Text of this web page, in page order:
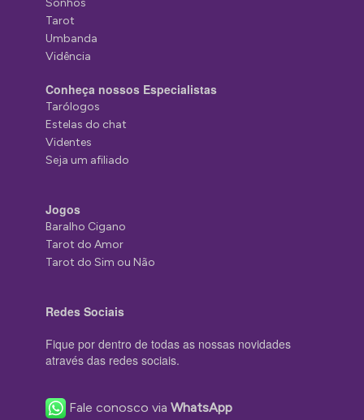
Tarot
Umbanda
Vidência
Conheça nossos Especialistas
Tarólogos
Estelas do chat
Videntes
Seja um afiliado
Jogos
Baralho Cigano
Tarot do Amor
Tarot do Sim ou Não
Redes Sociais
Fique por dentro de todas as nossas novidades
através das redes sociais.
Fale conosco viaWhatsApp